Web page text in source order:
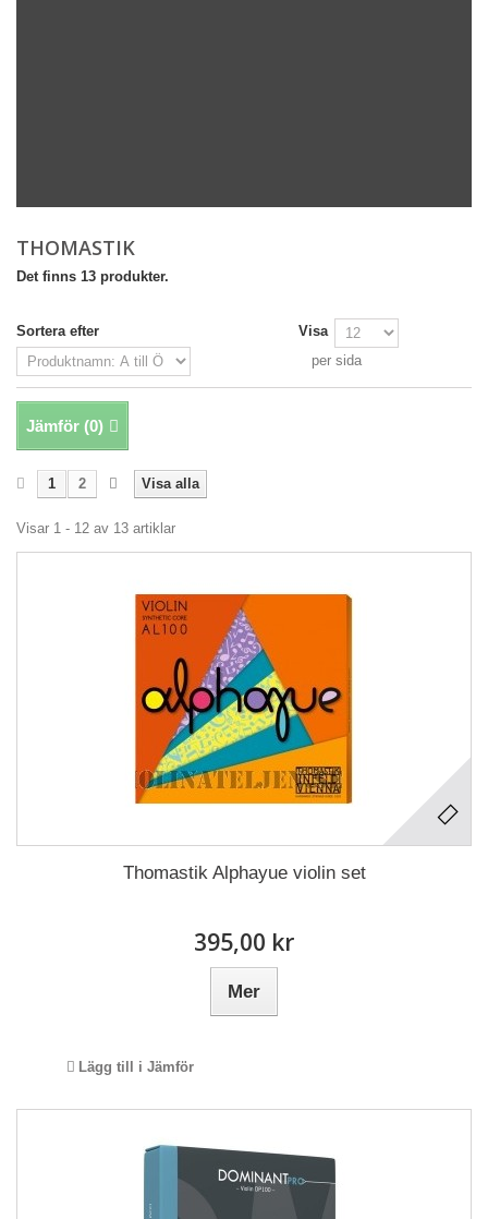
THOMASTIK
Det finns 13 produkter.
Sortera efter
Visa
per sida
Jämför (0)
Visa alla
1 2
Visar 1 - 12 av 13 artiklar
Thomastik Alphayue violin set
395,00 kr
Mer
Lägg till i Jämför